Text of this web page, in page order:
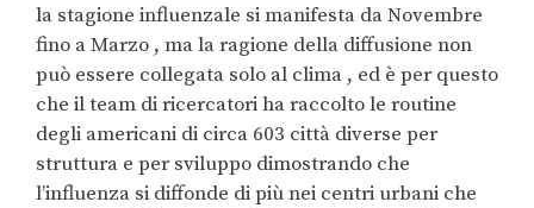
la stagione influenzale si manifesta da Novembre
fino a Marzo , ma la ragione della diffusione non
può essere collegata solo al clima , ed è per questo
che il team di ricercatori ha raccolto le routine
degli americani di circa 603 città diverse per
struttura e per sviluppo dimostrando che
l’influenza si diffonde di più nei centri urbani che